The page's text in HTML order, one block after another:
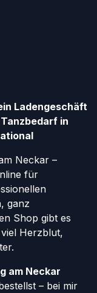
Ladengeschäft
in
Neckar –
für
ganz
Shop gibt es
Herzblut,
am Neckar
– bei mir